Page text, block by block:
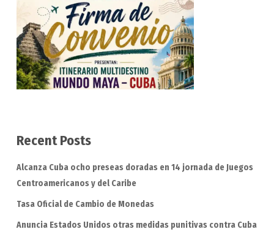
Recent Posts
Alcanza Cuba ocho preseas doradas en 14 jornada de Juegos
Centroamericanos y del Caribe
Tasa Oficial de Cambio de Monedas
Anuncia Estados Unidos otras medidas punitivas contra Cuba